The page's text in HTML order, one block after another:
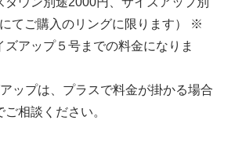
てご購入のリングに限ります） ※
ズアップ５号までの料金になりま
ップは、プラスで料金が掛かる場合
相談ください。